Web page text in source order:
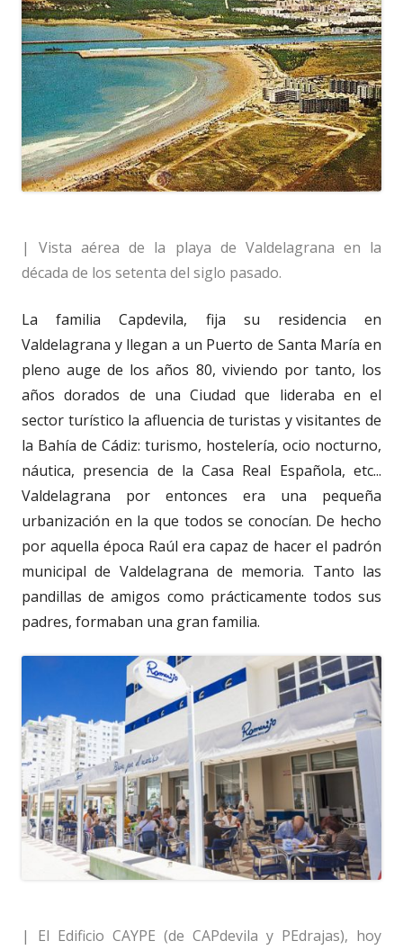
| Vista aérea de la playa de Valdelagrana en la
década de los setenta del siglo pasado.
La familia Capdevila, fija su residencia en
Valdelagrana y llegan a un Puerto de Santa María en
pleno auge de los años 80, viviendo por tanto, los
años dorados de una Ciudad que lideraba en el
sector turístico la afluencia de turistas y visitantes de
la Bahía de Cádiz: turismo, hostelería, ocio nocturno,
náutica, presencia de la Casa Real Española, etc...
Valdelagrana por entonces era una pequeña
urbanización en la que todos se conocían. De hecho
por aquella época Raúl era capaz de hacer el padrón
municipal de Valdelagrana de memoria. Tanto las
pandillas de amigos como prácticamente todos sus
padres, formaban una gran familia.
| El Edificio CAYPE (de CAPdevila y PEdrajas), hoy